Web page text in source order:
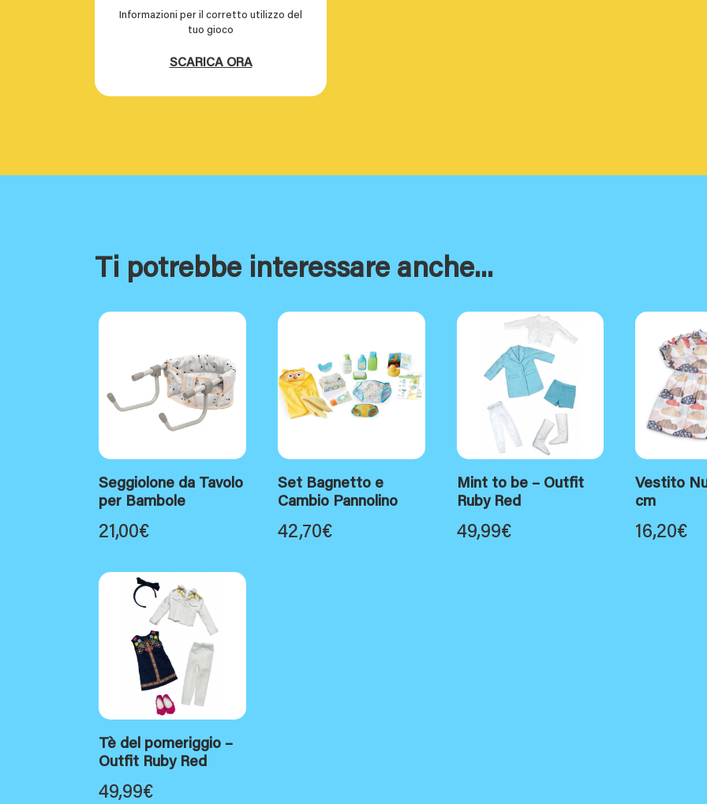
Informazioni per il corretto utilizzo del
tuo gioco
SCARICA ORA
Ti potrebbe interessare anche...
Seggiolone da Tavolo
per Bambole
21,00€
Set Bagnetto e
Cambio Pannolino
42,70€
Mint to be – Outfit
Ruby Red
49,99€
Vestito
cm
16,20€
Tè del pomeriggio –
Outfit Ruby Red
49,99€